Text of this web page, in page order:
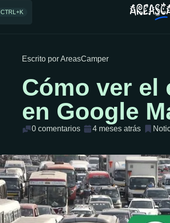
CTRL+K
Escrito por AreasCamper
Cómo ver el
en Google
0 comentarios 4 meses atrás